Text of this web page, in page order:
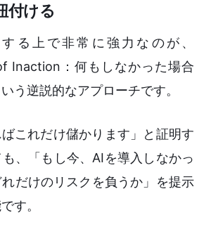
付ける
る上で非常に強力なのが、
Inaction：何もしなかった場合
う逆説的なアプローチです。
ばこれだけ儲かります」と証明す
、「もし今、AIを導入しなかっ
だけのリスクを負うか」を提示
す。